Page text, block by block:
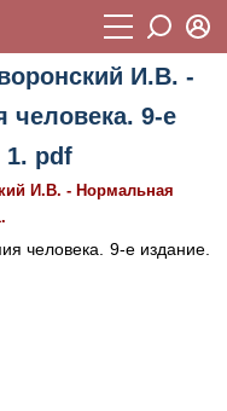
И.В. -
человека. 9-е
1. pdf
И.В. - Нормальная
человека. 9-е издание.